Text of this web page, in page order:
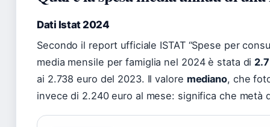
Dati Istat 2024
Secondo il report ufficiale ISTAT “Spese per
media mensile per famiglia nel 2024 è stata di
ai 2.738 euro del 2023. Il valore mediano, che
invece di 2.240 euro al mese: significa che